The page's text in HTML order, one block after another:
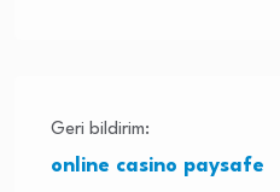
Geri bildirim:
online casino paysafe